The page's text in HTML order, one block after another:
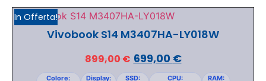
In Offerta!
Vivobook S14 M3407HA-LY018W
899,00€ 699,00 €
Colore: Display: SSD: CPU: RAM: